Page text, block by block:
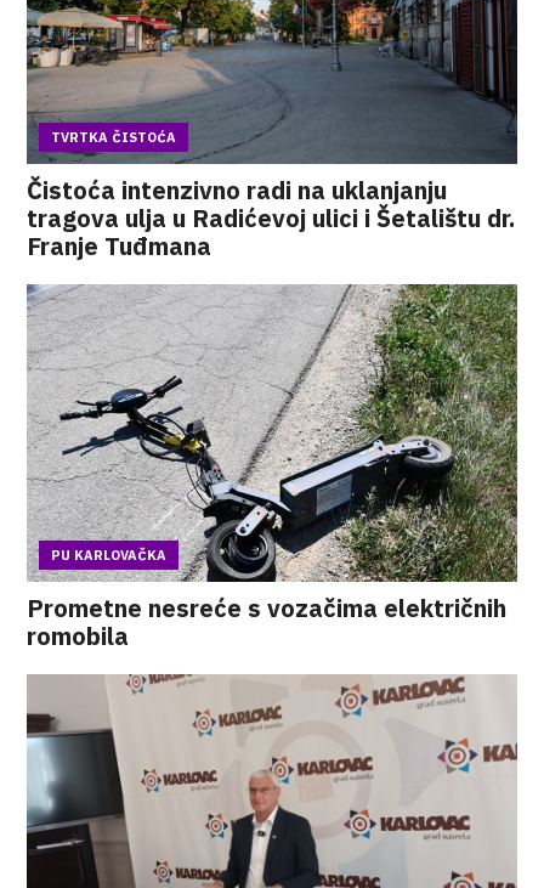
TVRTKA ČISTOĆA
Čistoća intenzivno radi na uklanjanju
tragova ulja u Radićevoj ulici i Šetalištu dr.
Franje Tuđmana
PU KARLOVAČKA
Prometne nesreće s vozačima električnih
romobila